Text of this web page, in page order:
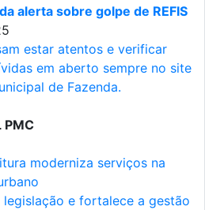
alerta sobre golpe de REFIS
estar atentos e verificar
em aberto sempre no site
de Fazenda.
PMC
moderniza serviços na
e fortalece a gestão